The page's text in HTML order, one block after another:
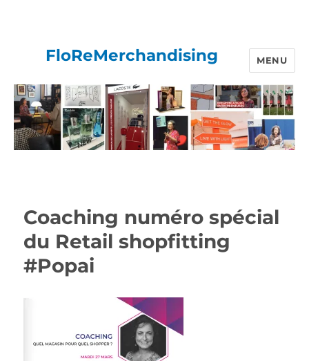
FloReMerchandising MENU
Coaching numéro spécial
du Retail shopfitting
#Popai